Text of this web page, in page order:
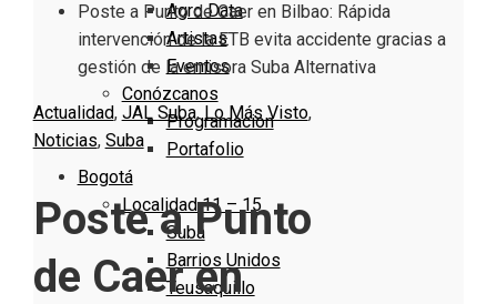
Agro Data
Artistas
Eventos
Conózcanos
Programacion
Portafolio
Bogotá
Localidad 11 – 15
Suba
Barrios Unidos
Teusaquillo
Poste a Punto de Caer en Bilbao: Rápida
intervención de la ETB evita accidente gracias a
gestión de la emisora Suba Alternativa
Actualidad, JAL Suba, Lo Más Visto,
Noticias, Suba
Poste a Punto
de Caer en